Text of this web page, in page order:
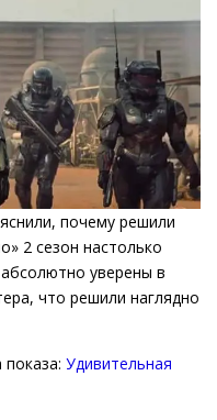
почему решили
2 сезон настолько
уверены в
что решили наглядно
Удивительная